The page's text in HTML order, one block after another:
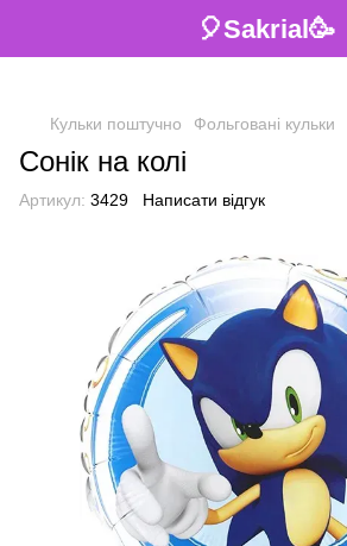
🎈Sakrial🥳
Кульки поштучно Фольговані кульки
Сонік на колі
Артикул: 3429 Написати відгук